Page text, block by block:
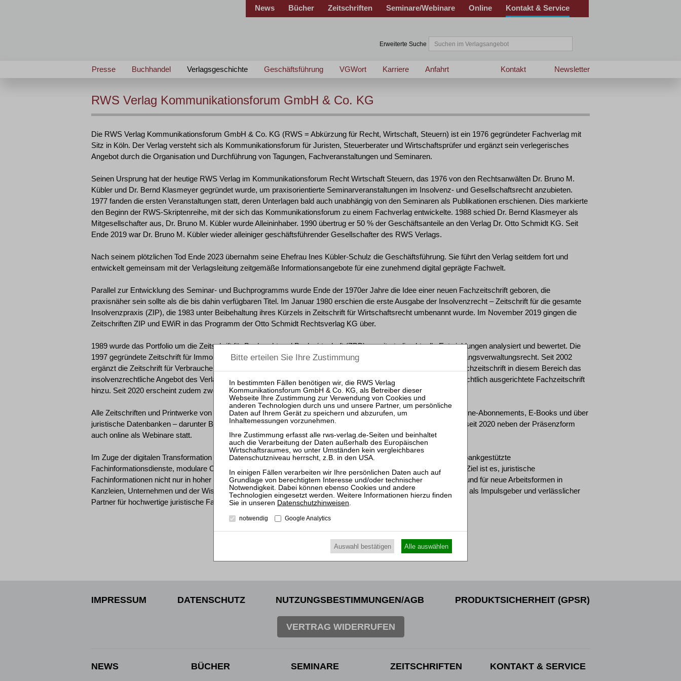
News Bücher Zeitschriften Seminare/Webinare Online Kontakt & Service
Erweiterte Suche
Presse Buchhandel Verlagsgeschichte Geschäftsführung VGWort Karriere Anfahrt Newsletter
Kontakt
RWS Verlag Kommunikationsforum GmbH & Co. KG
Die RWS Verlag Kommunikationsforum GmbH & Co. KG (RWS = Abkürzung für Recht, Wirtschaft, Steuern) ist ein 1976 gegründeter Fachverlag mit
Sitz in Köln. Der Verlag versteht sich als Kommunikationsforum für Juristen, Steuerberater und Wirtschaftsprüfer und ergänzt sein verlegerisches
Angebot durch die Organisation und Durchführung von Tagungen, Fachveranstaltungen und Seminaren.
Seinen Ursprung hat der heutige RWS Verlag im Kommunikationsforum Recht Wirtschaft Steuern, das 1976 von den Rechtsanwälten Dr. Bruno M.
Kübler und Dr. Bernd Klasmeyer gegründet wurde, um praxisorientierte Seminarveranstaltungen im Insolvenz- und Gesellschaftsrecht anzubieten.
1977 fanden die ersten Veranstaltungen statt, deren Unterlagen bald auch unabhängig von den Seminaren als Publikationen erschienen. Dies markierte
den Beginn der RWS-Skriptenreihe, mit der sich das Kommunikationsforum zu einem Fachverlag entwickelte. 1988 schied Dr. Bernd Klasmeyer als
Mitgesellschafter aus, Dr. Bruno M. Kübler wurde Alleininhaber. 1990 übertrug er 50 % der Geschäftsanteile an den Verlag Dr. Otto Schmidt KG. Seit
Ende 2019 war Dr. Bruno M. Kübler wieder alleiniger geschäftsführender Gesellschafter des RWS Verlags.
Nach seinem plötzlichen Tod Ende 2023 übernahm seine Ehefrau Ines Kübler-Schulz die Geschäftsführung. Sie führt den Verlag seitdem fort und
entwickelt gemeinsam mit der Verlagsleitung zeitgemäße Informationsangebote für eine zunehmend digital geprägte Fachwelt.
Parallel zur Entwicklung des Seminar- und Buchprogramms wurde Ende der 1970er Jahre die Idee einer neuen Fachzeitschrift geboren, die
praxisnäher sein sollte als die bis dahin verfügbaren Titel. Im Januar 1980 erschien die erste Ausgabe der Insolvenzrecht – Zeitschrift für die gesamte
Insolvenzpraxis (ZIP), die 1983 unter Beibehaltung ihres Kürzels in Zeitschrift für Wirtschaftsrecht umbenannt wurde. Im November 2019 gingen die
Zeitschriften ZIP und EWiR in das Programm der Otto Schmidt Rechtsverlag KG über.
1989 wurde das Portfolio um die Zeitschrift für Bankrecht und Bankwirtschaft (ZBB) erweitert, die aktuelle Entwicklungen analysiert und bewertet. Die
1997 gegründete Zeitschrift für Immobilienrecht (ZfIR) widmet sich der Schnittstelle zwischen Immobilien- und Zwangsverwaltungsrecht. Seit 2002
ergänzt die Zeitschrift für Verbraucher- und Privat- und Nachlassinsolvenzrecht (ZVI) als einzige eigenständige Fachzeitschrift in diesem Bereich das
insolvenzrechtliche Angebot des Verlags. 2003 kam mit der Zeitschrift für Wettbewerbsrecht (ZWeR) eine kartellrechtlich ausgerichtete Fachzeitschrift
hinzu. Seit 2020 erscheint zudem zweimal monatlich die Zeitschrift für Restrukturierung und Insolvenz (ZRI).
Alle Zeitschriften und Printwerke von RWS liegen seit 2010 auch in digitaler Form vor. Sie werden in Form von Online-Abonnements, E-Books und über
juristische Datenbanken – darunter Beck-online und juris – angeboten. Seminare und Fachveranstaltungen finden seit 2020 neben der Präsenzform
auch online als Webinare statt.
Im Zuge der digitalen Transformation entwickelt der Verlag sein Portfolio kontinuierlich weiter. Dazu gehören datenbankgestützte
Fachinformationsdienste, modulare Online-Angebote und künftig auch KI-gestützte Recherche- und Analysetools. Ziel ist es, juristische
Fachinformationen nicht nur in hoher inhaltlicher Qualität bereitzustellen, sondern sie auch intelligent zu vernetzen und für neue Arbeitsformen in
Kanzleien, Unternehmen und der Wissenschaft optimal nutzbar zu machen. RWS versteht sich damit auch künftig als Impulsgeber und verlässlicher
Partner für hochwertige juristische Fachinformation.
IMPRESSUM DATENSCHUTZ NUTZUNGSBESTIMMUNGEN/AGB PRODUKTSICHERHEIT (GPSR)
VERTRAG WIDERRUFEN
NEWS BÜCHER SEMINARE ZEITSCHRIFTEN KONTAKT & SERVICE
Datenschutzhinweisen
notwendig Google Analytics
Auswahl bestätigen Alle auswählen